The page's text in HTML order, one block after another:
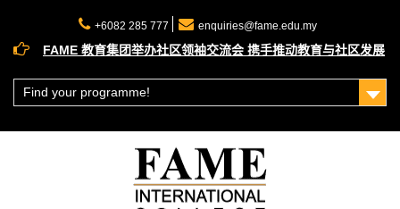
content
+6082 285 777 enquiries@fame.edu.my
FAME 教育集团举办社区领袖交流会 携手推动教育与社区发展
走出课堂！FAME 科技系学生带你直击砂拉越科技巨头 SAINS
总部！
Find your programme!